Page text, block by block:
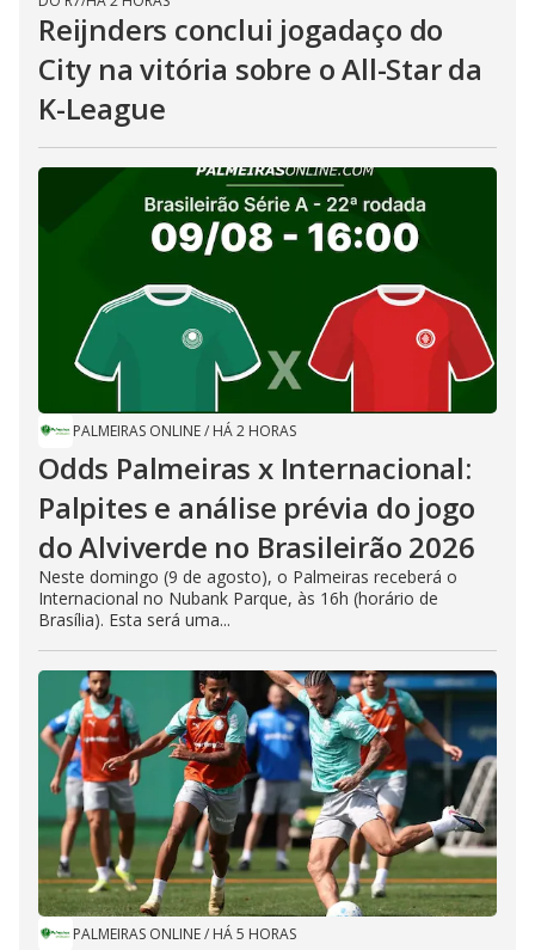
Reijnders conclui jogadaço do
City na vitória sobre o All-Star da
K-League
PALMEIRAS ONLINE/ HÁ 2 HORAS
Odds Palmeiras x Internacional:
Palpites e análise prévia do jogo
do Alviverde no Brasileirão 2026
Neste domingo (9 de agosto), o Palmeiras receberá o
Internacional no Nubank Parque, às 16h (horário de
Brasília). Esta será uma...
PALMEIRAS ONLINE/ HÁ 5 HORAS